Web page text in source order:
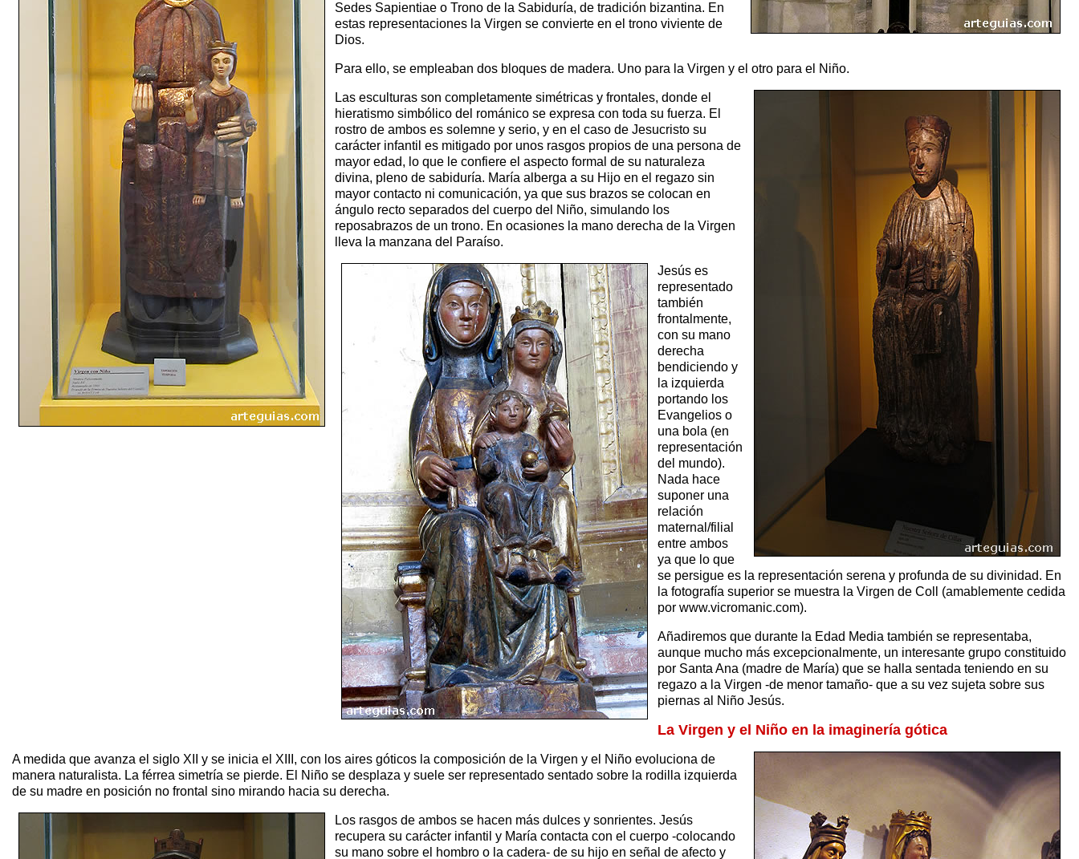
Sedes Sapientiae o Trono de la Sabiduría, de tradición bizantina. En
estas representaciones la Virgen se convierte en el trono viviente de
Dios.
Para ello, se empleaban dos bloques de madera. Uno para la Virgen y el otro para el Niño.
Las esculturas son completamente simétricas y frontales, donde el
hieratismo simbólico del románico se expresa con toda su fuerza. El
rostro de ambos es solemne y serio, y en el caso de Jesucristo su
carácter infantil es mitigado por unos rasgos propios de una persona de
mayor edad, lo que le confiere el aspecto formal de su naturaleza
divina, pleno de sabiduría. María alberga a su Hijo en el regazo sin
mayor contacto ni comunicación, ya que sus brazos se colocan en
ángulo recto separados del cuerpo del Niño, simulando los
reposabrazos de un trono. En ocasiones la mano derecha de la Virgen
lleva la manzana del Paraíso.
Jesús es
representado
también
frontalmente,
con su mano
derecha
bendiciendo y
la izquierda
portando los
Evangelios o
una bola (en
representación
del mundo).
Nada hace
suponer una
relación
maternal/filial
entre ambos
ya que lo que
se persigue es la representación serena y profunda de su divinidad. En
la fotografía superior se muestra la Virgen de Coll (amablemente cedida
por www.vicromanic.com).
Añadiremos que durante la Edad Media también se representaba,
aunque mucho más excepcionalmente, un interesante grupo constituido
por Santa Ana (madre de María) que se halla sentada teniendo en su
regazo a la Virgen -de menor tamaño- que a su vez sujeta sobre sus
piernas al Niño Jesús.
La Virgen y el Niño en la imaginería gótica
A medida que avanza el siglo XII y se inicia el XIII, con los aires góticos la composición de la Virgen y el Niño evoluciona de
manera naturalista. La férrea simetría se pierde. El Niño se desplaza y suele ser representado sentado sobre la rodilla izquierda
de su madre en posición no frontal sino mirando hacia su derecha.
Los rasgos de ambos se hacen más dulces y sonrientes. Jesús
recupera su carácter infantil y María contacta con el cuerpo -colocando
su mano sobre el hombro o la cadera- de su hijo en señal de afecto y